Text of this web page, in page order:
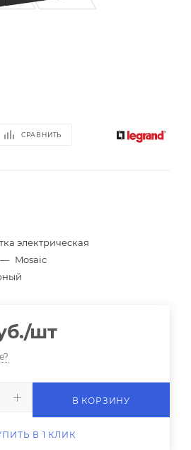
СРАВНИТЬ
электрическая
— Mosaic
/шт
В КОРЗИНУ
В 1 КЛИК